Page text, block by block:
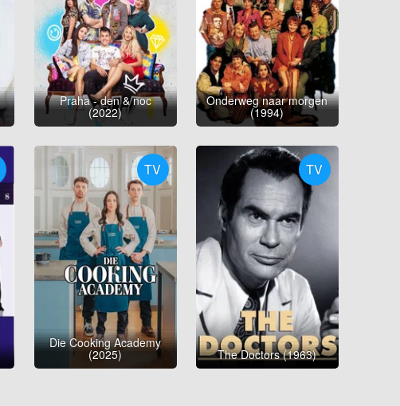
Praha - den & noc
(2022)
Onderweg naar morgen
(1994)
TV
Die Cooking Academy
(2025)
TV
The Doctors (1963)